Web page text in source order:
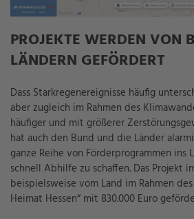
PROJEKTE WERDEN VON
LÄNDERN GEFÖRDERT
Dass Starkregenereignisse häufig
aber zugleich im Rahmen des
häufiger und mit größerer
hat auch den Bund und die Länder
ganze Reihe von Förderprogrammen ins
schnell Abhilfe zu schaffen. Das Projekt
beispielsweise vom Land im Rahmen des
Heimat Hessen“ mit 830.000 Euro